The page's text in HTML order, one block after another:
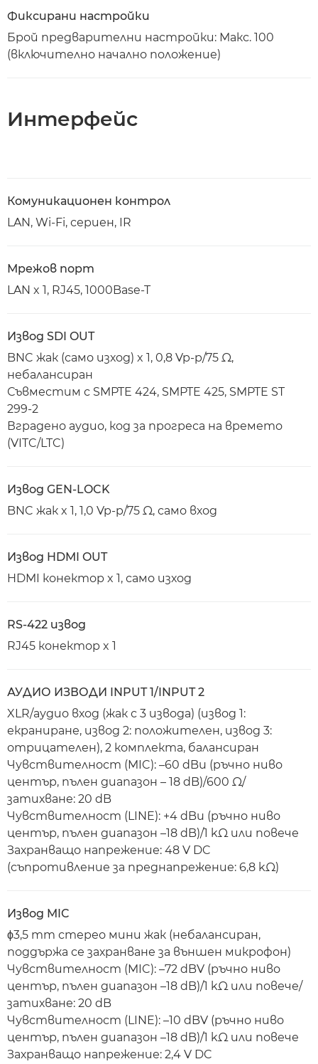
Фиксирани настройки
Брой предварителни настройки: Макс. 100
(включително начално положение)
Интерфейс
Комуникационен контрол
LAN, Wi-Fi, сериен, IR
Мрежов порт
LAN x 1, RJ45, 1000Base-T
Извод SDI OUT
BNC жак (само изход) x 1, 0,8 Vp-p/75 Ω,
небалансиран
Съвместим с SMPTE 424, SMPTE 425, SMPTE ST
299-2
Вградено аудио, код за прогреса на времето
(VITC/LTC)
Извод GEN-LOCK
BNC жак x 1, 1,0 Vp-p/75 Ω, само вход
Извод HDMI OUT
HDMI конектор x 1, само изход
RS-422 извод
RJ45 конектор x 1
АУДИО ИЗВОДИ INPUT 1/INPUT 2
XLR/аудио вход (жак с 3 извода) (извод 1:
екраниране, извод 2: положителен, извод 3:
отрицателен), 2 комплекта, балансиран
Чувствителност (MIC): –60 dBu (ръчно ниво
център, пълен диапазон – 18 dB)/600 Ω/
затихване: 20 dB
Чувствителност (LINE): +4 dBu (ръчно ниво
център, пълен диапазон –18 dB)/1 kΩ или повече
Захранващо напрежение: 48 V DC
(съпротивление за преднапрежение: 6,8 kΩ)
Извод MIC
ϕ3,5 mm стерео мини жак (небалансиран,
поддържа се захранване за външен микрофон)
Чувствителност (MIC): –72 dBV (ръчно ниво
център, пълен диапазон –18 dB)/1 kΩ или повече/
затихване: 20 dB
Чувствителност (LINE): –10 dBV (ръчно ниво
център, пълен диапазон –18 dB)/1 kΩ или повече
Захранващо напрежение: 2,4 V DC